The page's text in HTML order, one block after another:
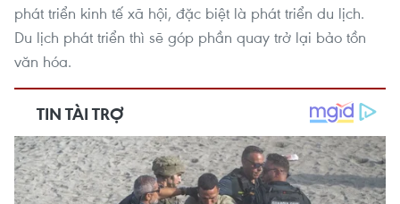
phát triển kinh tế xã hội, đặc biệt là phát triển du lịch.
Du lịch phát triển thì sẽ góp phần quay trở lại bảo tồn
văn hóa.